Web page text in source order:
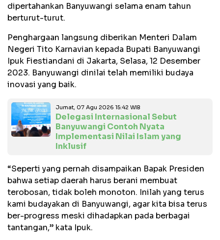
dipertahankan Banyuwangi selama enam tahun
berturut-turut.
Penghargaan langsung diberikan Menteri Dalam
Negeri Tito Karnavian kepada Bupati Banyuwangi
Ipuk Fiestiandani di Jakarta, Selasa, 12 Desember
2023. Banyuwangi dinilai telah memiliki budaya
inovasi yang baik.
Jumat, 07 Agu 2026 15:42 WIB
Delegasi Internasional Sebut
Banyuwangi Contoh Nyata
Implementasi Nilai Islam yang
Inklusif
“Seperti yang pernah disampaikan Bapak Presiden
bahwa setiap daerah harus berani membuat
terobosan, tidak boleh monoton. Inilah yang terus
kami budayakan di Banyuwangi, agar kita bisa terus
ber-progress meski dihadapkan pada berbagai
tantangan,” kata Ipuk.